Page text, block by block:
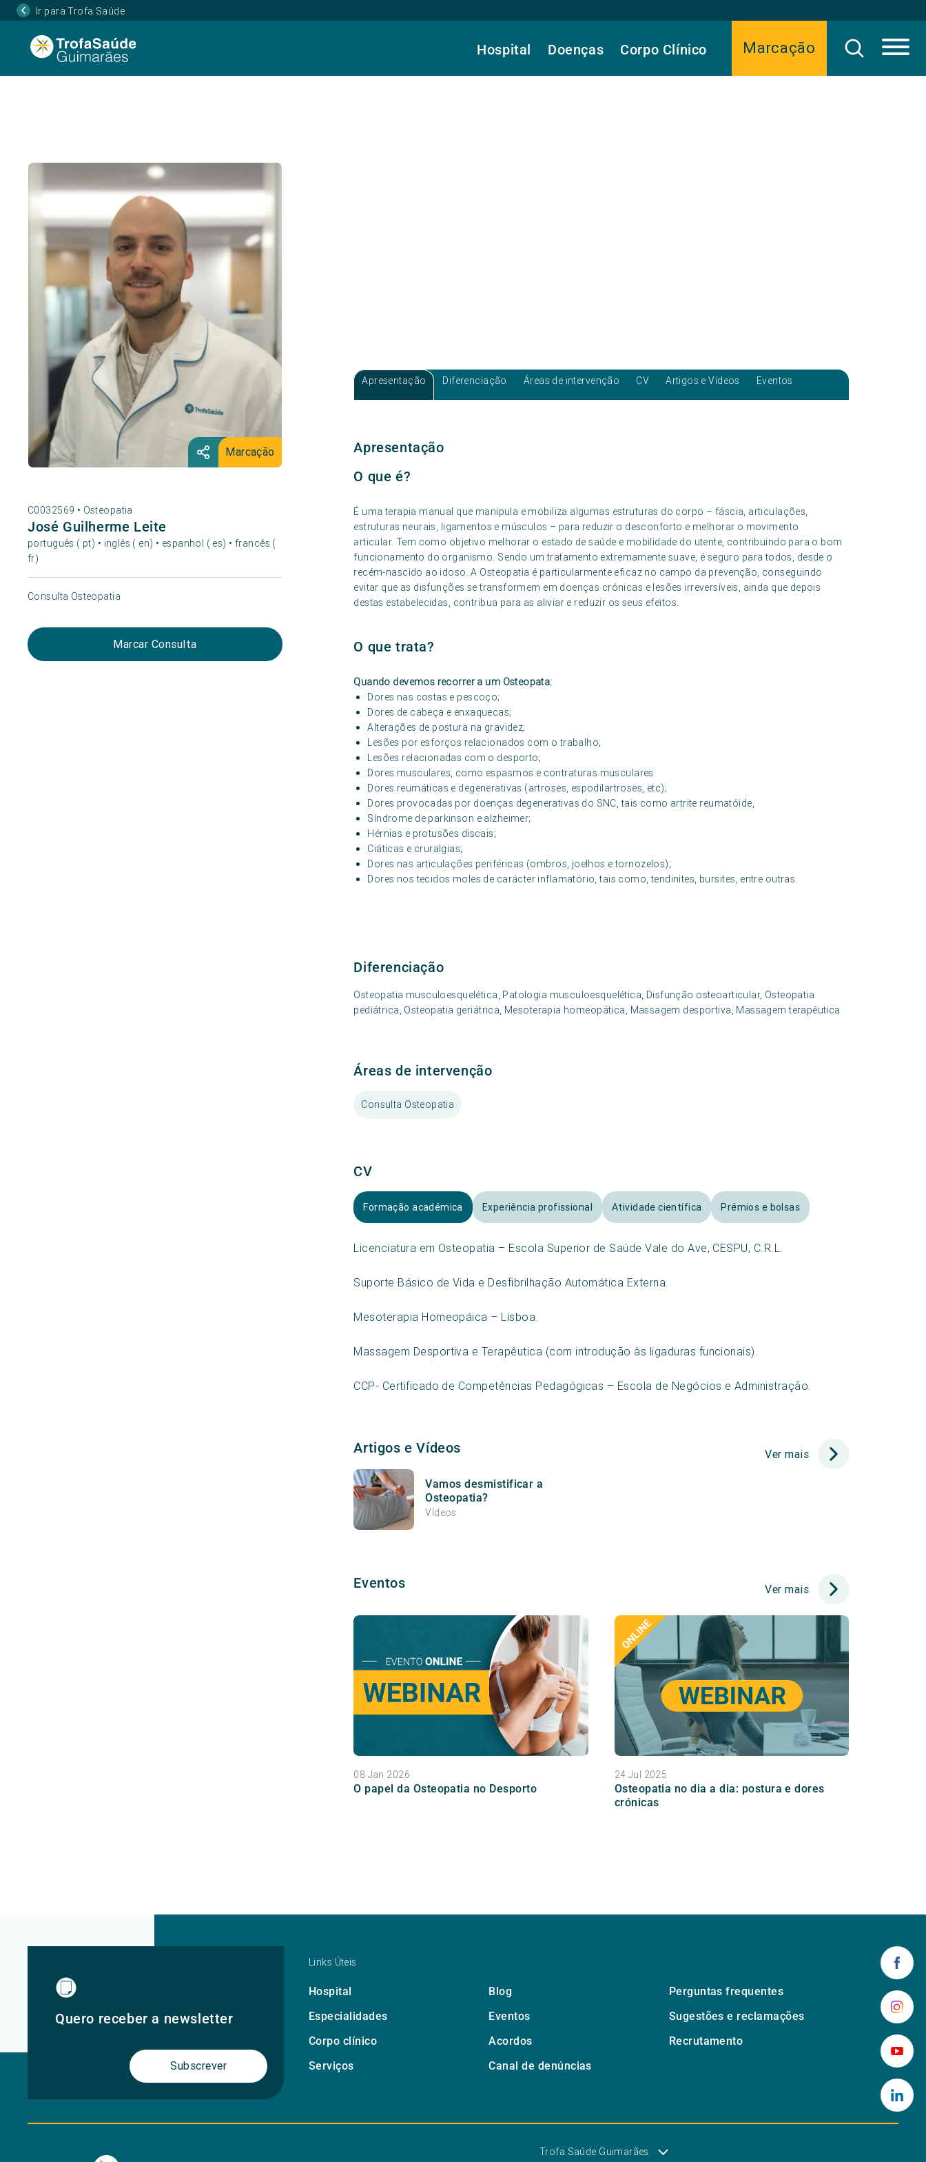
Ir para Trofa Saúde
Marcação
Hospital Doenças Corpo Clínico
Marcação
C0032569 • Osteopatia
José Guilherme Leite
português ( pt) • inglês ( en) • espanhol ( es) • francês (
fr)
Consulta Osteopatia
Marcar Consulta
Apresentação Diferenciação Áreas de intervenção CV Artigos e Vídeos Eventos
Apresentação
O que é?
É uma terapia manual que manipula e mobiliza algumas estruturas do corpo – fáscia, articulações,
estruturas neurais, ligamentos e músculos – para reduzir o desconforto e melhorar o movimento
articular. Tem como objetivo melhorar o estado de saúde e mobilidade do utente, contribuindo para o bom
funcionamento do organismo. Sendo um tratamento extremamente suave, é seguro para todos, desde o
recém-nascido ao idoso. A Osteopatia é particularmente eficaz no campo da prevenção, conseguindo
evitar que as disfunções se transformem em doenças crónicas e lesões irreversíveis, ainda que depois
destas estabelecidas, contribua para as aliviar e reduzir os seus efeitos.
O que trata?
Quando devemos recorrer a um Osteopata:
Dores nas costas e pescoço;
Dores de cabeça e enxaquecas;
Alterações de postura na gravidez;
Lesões por esforços relacionados com o trabalho;
Lesões relacionadas com o desporto;
Dores musculares, como espasmos e contraturas musculares
Dores reumáticas e degenerativas (artroses, espodilartroses, etc);
Dores provocadas por doenças degenerativas do SNC, tais como artrite reumatóide,
Síndrome de parkinson e alzheimer;
Hérnias e protusões discais;
Ciáticas e cruralgias;
Dores nas articulações periféricas (ombros, joelhos e tornozelos);
Dores nos tecidos moles de carácter inflamatório, tais como, tendinites, bursites, entre outras.
Diferenciação
Osteopatia musculoesquelética, Patologia musculoesquelética, Disfunção osteoarticular, Osteopatia
pediátrica, Osteopatia geriátrica, Mesoterapia homeopática, Massagem desportiva, Massagem terapêutica
Áreas de intervenção
Consulta Osteopatia
CV
Formação académica Experiência profissional Atividade científica Prémios e bolsas
Licenciatura em Osteopatia – Escola Superior de Saúde Vale do Ave, CESPU, C.R.L.
Suporte Básico de Vida e Desfibrilhação Automática Externa.
Mesoterapia Homeopáica – Lisboa.
Massagem Desportiva e Terapêutica (com introdução às ligaduras funcionais).
CCP- Certificado de Competências Pedagógicas – Escola de Negócios e Administração.
Artigos e Vídeos Ver mais
Vamos desmistificar a
Osteopatia?
Vídeos
Eventos Ver mais
08 Jan 2026
O papel da Osteopatia no Desporto
24 Jul 2025
Osteopatia no dia a dia: postura e dores
crónicas
Quero receber a newsletter
Subscrever
Links Úteis
Hospital Blog
Perguntas frequentes
Especialidades
Eventos
Sugestões e reclamações
Corpo clínico
Acordos
Recrutamento
Serviços
Canal de denúncias
Trofa Saúde Guimarães